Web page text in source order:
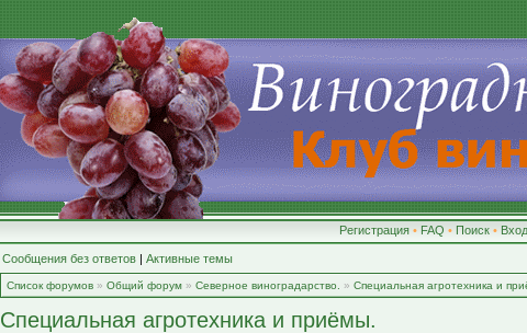
Регистрация • FAQ • Поиск • Вход
Сообщения без ответов | Активные темы
Список форумов » Общий форум » Северное виноградарство. » Специальная агротехника и
Специальная агротехника и приёмы.